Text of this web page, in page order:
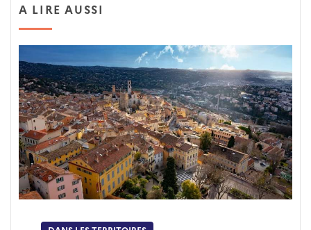
A LIRE AUSSI